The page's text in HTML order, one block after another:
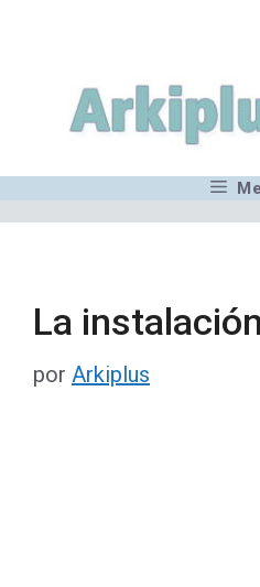
contenido
La
por Arkiplus